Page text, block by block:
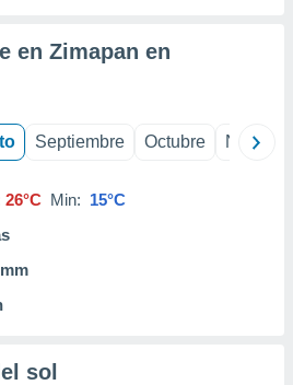
en Zimapan en
Septiembre Octubre
26°C Min: 15°C
sol